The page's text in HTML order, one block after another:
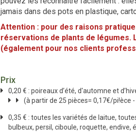
jamais dans des pots en plastique,
Attention : pour des raisons
réservations de plants de légumes.
(également pour nos clients
Prix
0,20 € : poireaux d’été, d'automne et
(à partir de 25 pièces= 0,17€/pi!èce
0,35 € : toutes les variétés de laitue,
bulbeux, persil, ciboule, roquette,